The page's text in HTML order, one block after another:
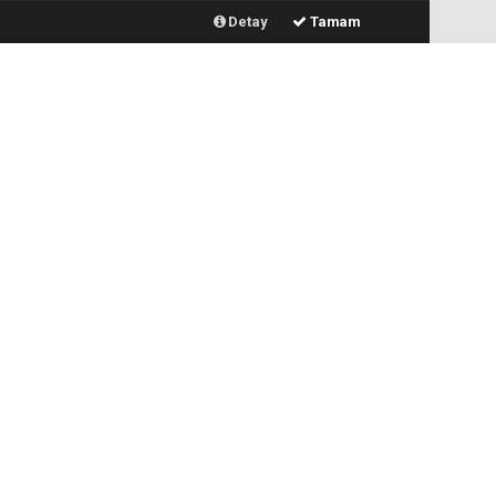
Detay Tamam